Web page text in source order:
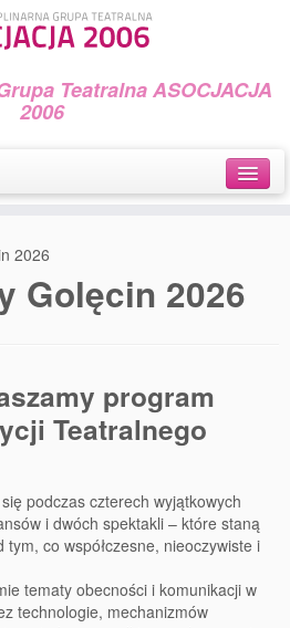
Teatralna ASOCJACJA
2006
Golęcin
Piotrowicza Pod Koroną
Sztuki w Mosinie
Miasta Poznania
– Jarkowi Maszewskiemu
ul. Święty Marcin
2026
Golęcin 2026
program
Teatralnego
podczas czterech wyjątkowych
i dwóch spektakli – które staną
co współczesne, nieoczywiste i
tematy obecności i komunikacji w
technologie, mechanizmów